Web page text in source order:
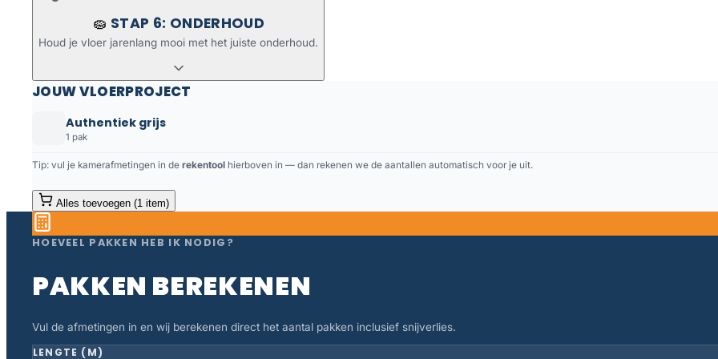
🧽 STAP 6: ONDERHOUD
Houd je vloer jarenlang mooi met het juiste onderhoud.
JOUW VLOERPROJECT
Authentiek grijs
1 pak
Tip: vul je kamerafmetingen in de rekentool hierboven in — dan rekenen we de aantallen automatisch voor je uit.
Alles toevoegen (1 item)
HOEVEEL PAKKEN HEB IK NODIG?
PAKKEN BEREKENEN
Vul de afmetingen in en wij berekenen direct het aantal pakken inclusief snijverlies.
LENGTE (M)